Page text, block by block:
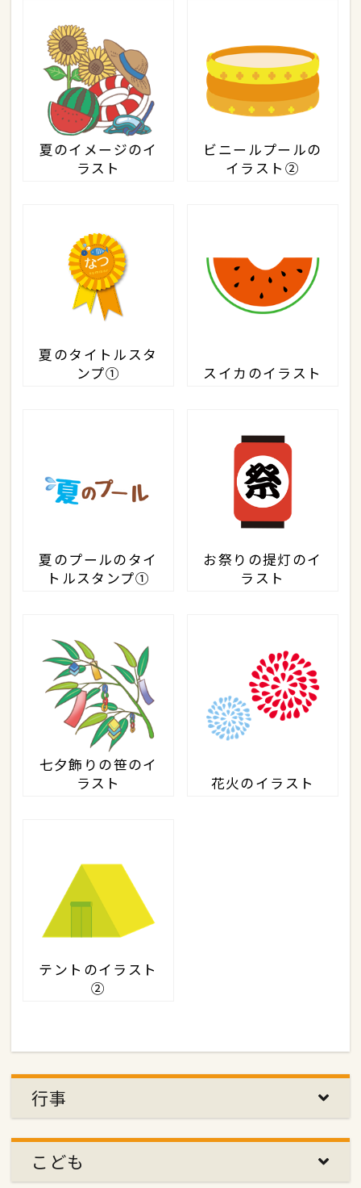
夏のイメージのイ
ラスト
ビニールプールの
イラスト②
夏のタイトルスタ
ンプ①
スイカのイラスト
夏のプールのタイ
トルスタンプ①
お祭りの提灯のイ
ラスト
七夕飾りの笹のイ
ラスト
花火のイラスト
テントのイラスト
②
行事
こども